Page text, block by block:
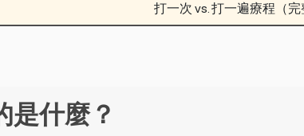
打一次 vs. 打一遍療程（完
是什麼？